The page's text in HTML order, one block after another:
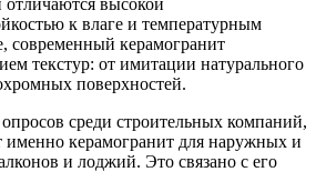
высокой
к влаге и температурным
современный керамогранит
текстур: от имитации натурального
поверхностей.
среди строительных компаний,
именно керамогранит для наружных и
и лоджий. Это связано с его